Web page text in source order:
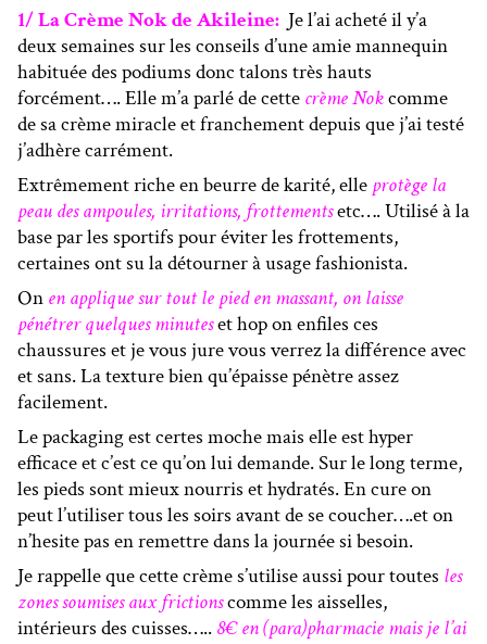
1/ La Crème Nok de Akileine: Je l’ai acheté il y’a
deux semaines sur les conseils d’une amie mannequin
habituée des podiums donc talons très hauts
forcément…. Elle m’a parlé de cette crème Nokcomme
de sa crème miracle et franchement depuis que j’ai testé
j’adhère carrément.
Extrêmement riche en beurre de karité, elle protège la
peau des ampoules, irritations, frottementsetc…. Utilisé à la
base par les sportifs pour éviter les frottements,
certaines ont su la détourner à usage fashionista.
On en applique sur tout le pied en massant, on laisse
pénétrer quelques minuteset hop on enfiles ces
chaussures et je vous jure vous verrez la différence avec
et sans. La texture bien qu’épaisse pénètre assez
facilement.
Le packaging est certes moche mais elle est hyper
efficace et c’est ce qu’on lui demande. Sur le long terme,
les pieds sont mieux nourris et hydratés. En cure on
peut l’utiliser tous les soirs avant de se coucher….et on
n’hesite pas en remettre dans la journée si besoin.
Je rappelle que cette crème s’utilise aussi pour toutes les
zones soumises aux frictionscomme les aisselles,
intérieurs des cuisses….. 8€ en (para)pharmacie mais je l’ai